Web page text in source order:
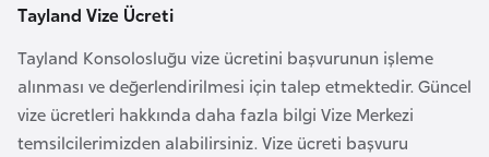
Tayland Vize Ücreti
Tayland Konsolosluğu vize ücretini başvurunun işleme
alınması ve değerlendirilmesi için talep etmektedir. Güncel
vize ücretleri hakkında daha fazla bilgi Vize Merkezi
temsilcilerimizden alabilirsiniz. Vize ücreti başvuru
a
y
i
r